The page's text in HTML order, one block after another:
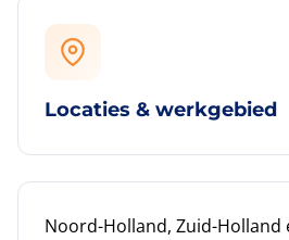
Locaties & werkgebied
Noord-Holland, Zuid-Holland